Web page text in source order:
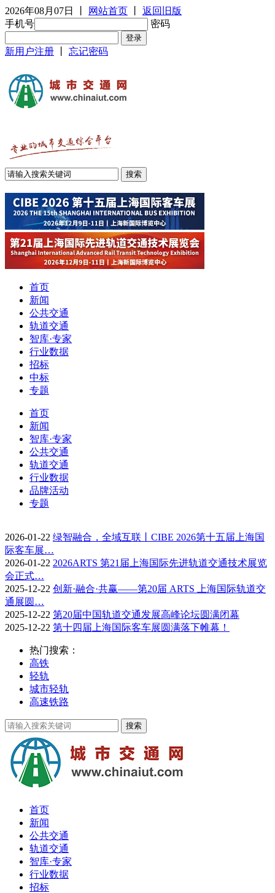
2026年08月07日 网站首页
返回旧版
手机号
密码
新用户注册 忘记密码
首页
新闻
公共交通
轨道交通
智库·专家
行业数据
招标
中标
专题
首页
新闻
智库·专家
公共交通
轨道交通
行业数据
品牌活动
专题
2026-01-22 绿智融合，全域互联丨CIBE 2026第十五届上海国
际客车展…
2026-01-22 2026ARTS 第21届上海国际先进轨道交通技术展览
会正式…
2025-12-22 创新·融合·共赢——第20届 ARTS 上海国际轨道交
通展圆…
2025-12-22 第20届中国轨道交通发展高峰论坛圆满闭幕
2025-12-22 第十四届上海国际客车展圆满落下帷幕！
热门搜索：
高铁
轻轨
城市轻轨
高速铁路
首页
新闻
公共交通
轨道交通
智库·专家
行业数据
招标